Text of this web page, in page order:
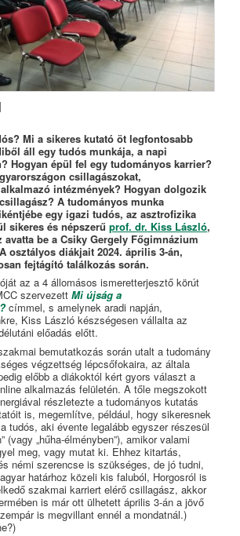
Mi a sikeres kutató öt legfontosabb
áll egy tudós munkája, a napi
Hogyan épül fel egy tudományos karrier?
csillagászokat,
intézmények? Hogyan dolgozik
A tudományos munka
egy igazi tudós, az asztrofizika
sikeres és népszerűprof. dr. Kiss László,
be a Csiky Gergely Főgimnázium
osztályos diákjait 2024. április 3-án,
fejtágító találkozás során.
az a 4 állomásos ismeretterjesztő körút
szervezettMi újság a
címmel, s amelynek aradi napján,
Kiss László készségesen vállalta az
előadás előtt.
bemutatkozás során utalt a tudomány
végzettség lépcsőfokaira, az általa
előbb a diákoktól kért gyors választ a
alkalmazás felületén. A tőle megszokott
részletezte a tudományos kutatás
is, megemlítve, például, hogy sikeresnek
tudós, aki évente legalább egyszer részesül
(vagy „hűha-élményben”), amikor valami
meg, vagy mutat ki. Ehhez kitartás,
némi szerencse is szükséges, de jó tudni,
határhoz közeli kis faluból, Horgosról is
szakmai karriert elérő csillagász, akkor
is már ott ülhetett április 3-án a jövő
is megvillant ennél a mondatnál.)